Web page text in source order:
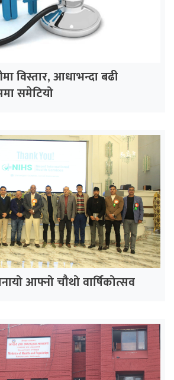
विस्तार, आधाभन्दा बढी
समेटियो
आफ्नो चौथो वार्षिकोत्सव